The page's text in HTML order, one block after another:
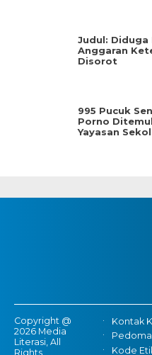
Judul: Diduga
Anggaran
Disorot
995 Pucuk
Porno
Yayasan
Copyright @
2026 Media
Literasi, All
Rights
Kontak
Kode